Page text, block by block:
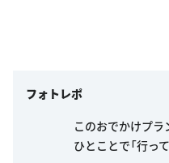
フォトレポ
このおでかけプ
ひとことで「行っ